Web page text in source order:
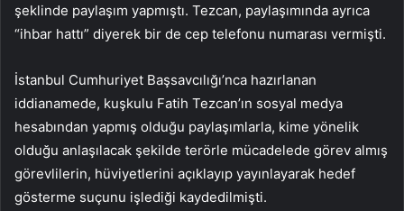
şeklinde paylaşım yapmıştı. Tezcan, paylaşımında ayrıca
“ihbar hattı” diyerek bir de cep telefonu numarası vermişti.
İstanbul Cumhuriyet Başsavcılığı’nca hazırlanan
iddianamede, kuşkulu Fatih Tezcan’ın sosyal medya
hesabından yapmış olduğu paylaşımlarla, kime yönelik
olduğu anlaşılacak şekilde terörle mücadelede görev almış
görevlilerin, hüviyetlerini açıklayıp yayınlayarak hedef
gösterme suçunu işlediği kaydedilmişti.